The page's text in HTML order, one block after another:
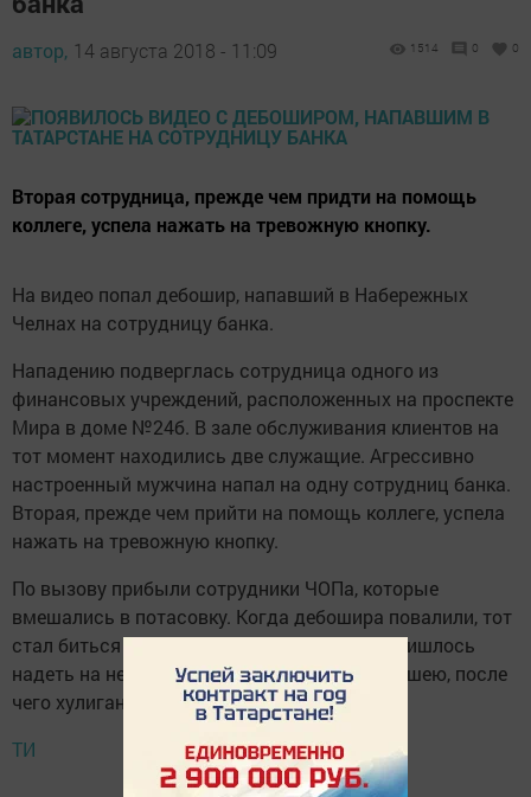
автор, 14 августа 2018 - 11:09 1514 0 0
Вторая сотрудница, прежде чем придти на помощь
коллеге, успела нажать на тревожную кнопку.
На видео попал дебошир, напавший в Набережных
Челнах на сотрудницу банка.
Нападению подверглась сотрудница одного из
финансовых учреждений, расположенных на проспекте
Мира в доме №24б. В зале обслуживания клиентов на
тот момент находились две служащие. Агрессивно
настроенный мужчина напал на одну сотрудниц банка.
Вторая, прежде чем прийти на помощь коллеге, успела
нажать на тревожную кнопку.
По вызову прибыли сотрудники ЧОПа, которые
вмешались в потасовку. Когда дебошира повалили, тот
стал биться головой об пол. Охранникам пришлось
надеть на него наручники и зафиксировать шею, после
чего хулигана передали сотрудникам ППС.
ТИ